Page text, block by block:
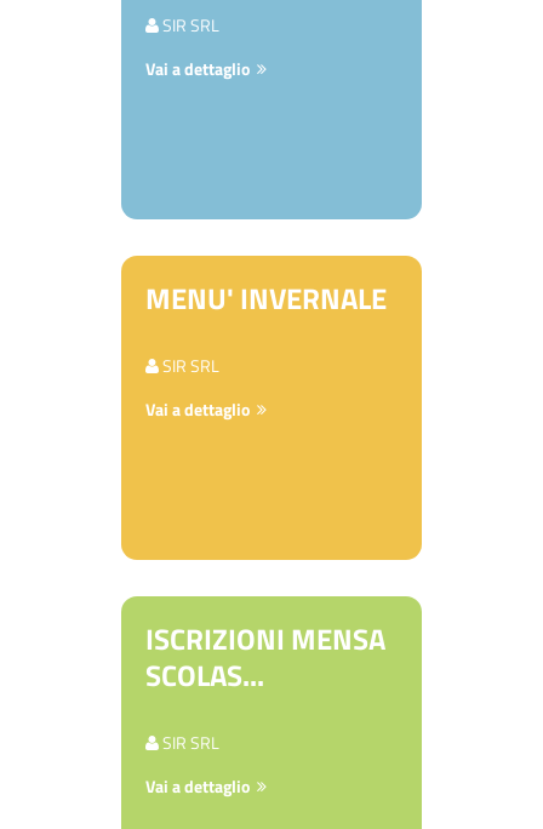
SIR SRL
Vai a dettaglio
MENU' INVERNALE
SIR SRL
Vai a dettaglio
ISCRIZIONI MENSA
SCOLAS...
SIR SRL
Vai a dettaglio